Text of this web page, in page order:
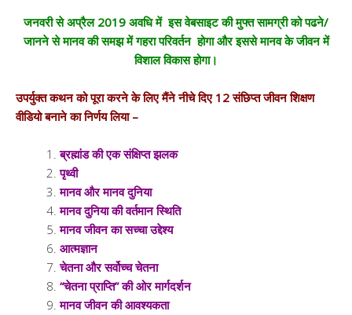
जनवरी से अप्रैल 2019 अवधि में इस वेबसाइट की मुफ्त सामग्री को पढने/
जानने से मानव की समझ में गहरा परिवर्तन होगा और इससे मानव के जीवन में
विशाल विकास होगा।
उपर्युक्त कथन को पूरा करने के लिए मैंने नीचे दिए 12 संछिप्त जीवन शिक्षण
वीडियो बनाने का निर्णय लिया –
ब्रह्मांड की एक संक्षिप्त झलक
पृथ्वी
मानव और मानव दुनिया
मानव दुनिया की वर्तमान स्थिति
मानव जीवन का सच्चा उद्देश्य
आत्मज्ञान
चेतना और सर्वोच्च चेतना
“चेतना प्राप्ति” की ओर मार्गदर्शन
मानव जीवन की आवश्यकता